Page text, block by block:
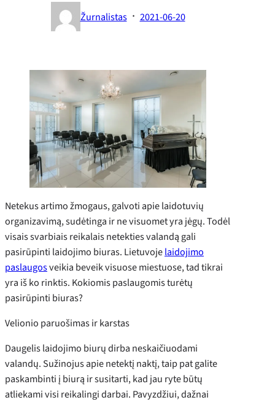
Žurnalistas · 2021-06-20
Netekus artimo žmogaus, galvoti apie laidotuvių
organizavimą, sudėtinga ir ne visuomet yra jėgų. Todėl
visais svarbiais reikalais netekties valandą gali
pasirūpinti laidojimo biuras. Lietuvojelaidojimo
paslaugosveikia beveik visuose miestuose, tad tikrai
yra iš ko rinktis. Kokiomis paslaugomis turėtų
pasirūpinti biuras?
Velionio paruošimas ir karstas
Daugelis laidojimo biurų dirba neskaičiuodami
valandų. Sužinojus apie netektį naktį, taip pat galite
paskambinti į biurą ir susitarti, kad jau ryte būtų
atliekami visi reikalingi darbai. Pavyzdžiui, dažnai